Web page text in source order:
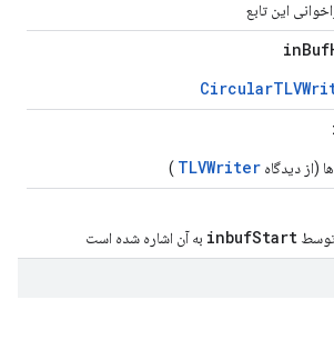
این تابع
Buf
(از دیدگاه TLVWriter
)
توسط inbufStart به آن اشاره شده است